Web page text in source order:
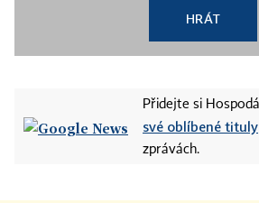
HRÁT
Přidejte si
své oblíbené tituly
zprávách.